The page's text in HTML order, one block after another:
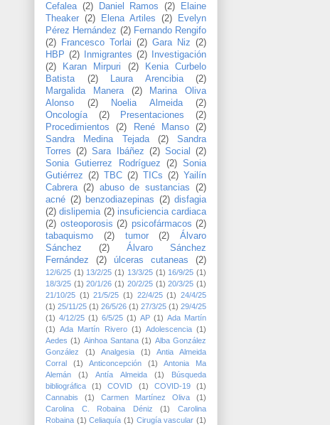
Cefalea (2) Daniel Ramos (2)
Elaine
Theaker (2) Elena Artiles (2)
Evelyn
Pérez Hernández (2) Fernando Rengifo
(2)
Francesco Torlai (2) Gara Niz (2)
HBP (2) Inmigrantes (2)
Investigación
(2)
Karan Mirpuri (2)
Kenia Curbelo
Batista
(2) Laura Arencibia
(2)
Margalida Manera
(2)
Marina Oliva
Alonso
(2) Noelia Almeida
(2)
Oncología
(2) Presentaciones
(2)
Procedimientos
(2) René Manso
(2)
Sandra Medina Tejada
(2)
Sandra
Torres (2) Sara Ibáñez (2) Social
(2)
Sonia Gutierrez Rodríguez
(2) Sonia
Gutiérrez (2) TBC (2) TICs (2) Yailín
Cabrera (2) abuso de sustancias
(2)
acné (2) benzodiazepinas (2) disfagia
(2) dislipemia (2) insuficiencia cardiaca
(2) osteoporosis (2) psicofármacos (2)
tabaquismo
(2) tumor (2)
Álvaro
Sánchez
(2)
Álvaro Sánchez
Fernández
(2) úlceras cutaneas (2)
12/6/25 (1) 13/2/25 (1) 13/3/25 (1) 16/9/25 (1)
18/3/25 (1) 20/1/26 (1) 20/2/25 (1) 20/3/25 (1)
21/10/25 (1) 21/5/25 (1) 22/4/25 (1) 24/4/25
(1) 25/11/25 (1) 26/5/26 (1) 27/3/25 (1) 29/4/25
(1) 4/12/25 (1) 6/5/25 (1) AP (1) Ada Martín
(1) Ada Martín Rivero (1) Adolescencia (1)
Aedes (1) Ainhoa Santana (1) Alba González
González
(1) Analgesia (1)
Antia Almeida
Corral
(1) Anticoncepción (1)
Antonia Ma
Alemán
(1) Antía Almeida (1)
Búsqueda
bibliográfica
(1) COVID (1) COVID-19
(1)
Cannabis
(1) Carmen Martínez Oliva
(1)
Carolina C. Robaina Déniz
(1)
Carolina
Robaina (1) Celiaquía (1) Cirugía vascular (1)